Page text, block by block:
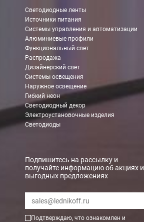
Светодиодные ленты
Источники питания
Системы управления и автоматизации
Алюминиевые профили
Функциональный свет
Распродажа
Дизайнерский свет
Системы освещения
Наружное освещение
Гибкий неон
Светодиодный декор
Электроустановочные изделия
Светодиоды
Подпишитесь на рассылку и
получайте информацию об акциях и
выгодных предложениях
Подтверждаю, что ознакомлен и